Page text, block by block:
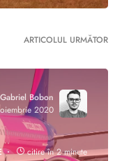
ARTICOLUL URMĂTOR
Gabriel Bobon
2020
citire în 2 minute